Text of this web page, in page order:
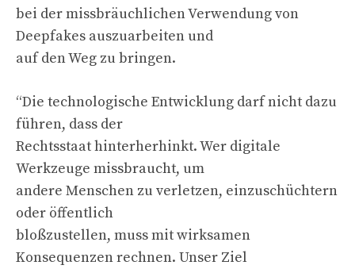
bei der missbräuchlichen Verwendung von
Deepfakes auszuarbeiten und
auf den Weg zu bringen.
“Die technologische Entwicklung darf nicht dazu
führen, dass der
Rechtsstaat hinterherhinkt. Wer digitale
Werkzeuge missbraucht, um
andere Menschen zu verletzen, einzuschüchtern
oder öffentlich
bloßzustellen, muss mit wirksamen
Konsequenzen rechnen. Unser Ziel